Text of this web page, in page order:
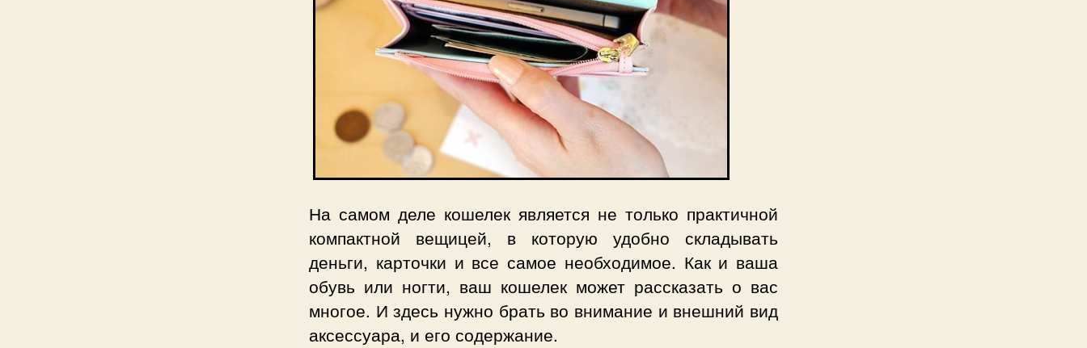
На самом деле кошелек является не только практичной
компактной вещицей, в которую удобно складывать
деньги, карточки и все самое необходимое. Как и ваша
обувь или ногти, ваш кошелек может рассказать о вас
многое. И здесь нужно брать во внимание и внешний вид
аксессуара, и его содержание.